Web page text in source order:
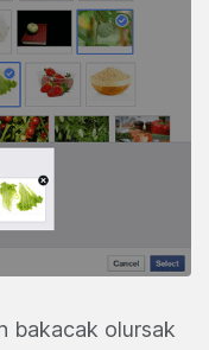
bakacak olursak